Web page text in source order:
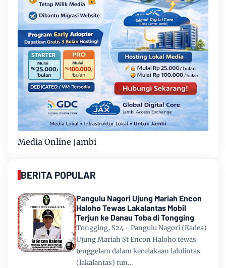
Media Online Jambi
BERITA POPULAR
Pangulu Nagori Ujung Mariah Encon
Haloho Tewas Lakalantas Mobil
Terjun ke Danau Toba di Tongging
Tongging, S24 - Pangulu Nagori (Kades)
Ujung Mariah St Encon Haloho tewas
tenggelam dalam kecelakaan lalulintas
(lakalantas) tun…